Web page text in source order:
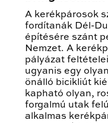
A kerékpárosok
fordítanák Dél-
építésére szánt
Nemzet. A
pályázat
ugyanis egy
önálló bicikliút
kapható olyan,
forgalmú utak
alkalmas